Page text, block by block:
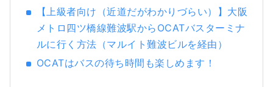
【上級者向け（近道だがわかりづらい）】大阪
メトロ四ツ橋線難波駅からOCATバスターミナ
ルに行く方法（マルイト難波ビルを経由）
OCATはバスの待ち時間も楽しめます！